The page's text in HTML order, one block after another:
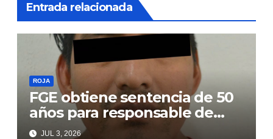
Entrada relacionada
ROJA
FGE obtiene sentencia de 50
años para responsable de
secuestro agravado
JUL 3, 2026